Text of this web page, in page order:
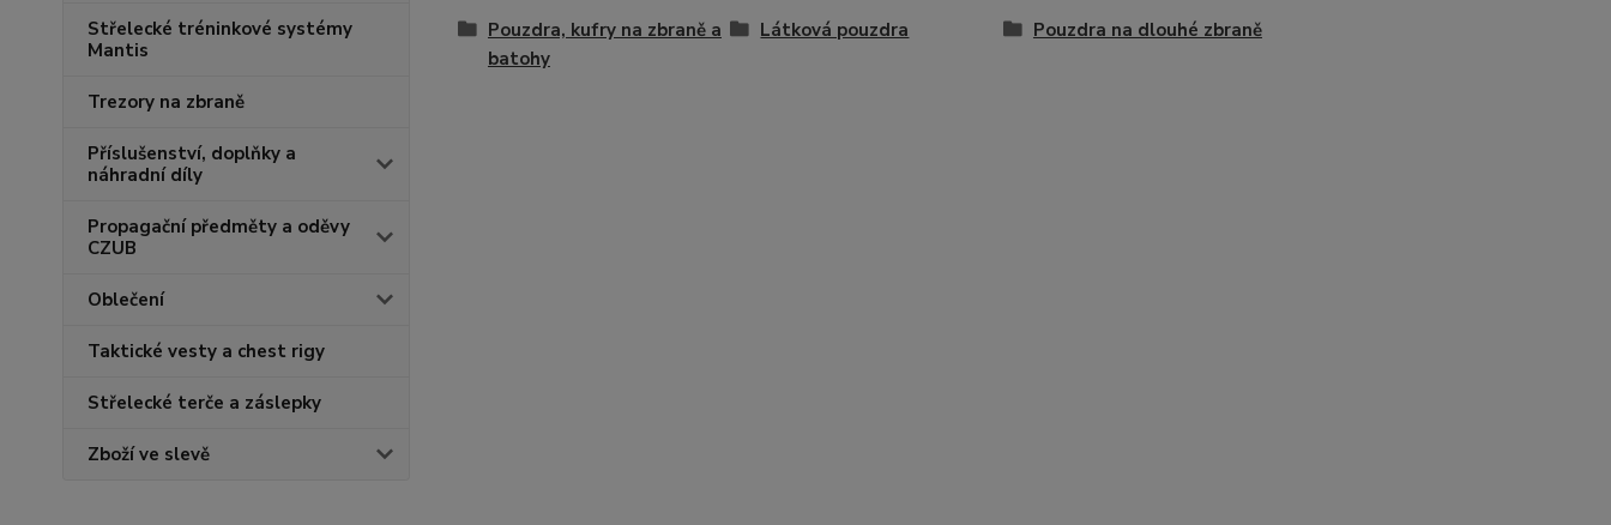
Střelecké tréninkové systémy
Mantis
Trezory na zbraně
Příslušenství, doplňky a
náhradní díly
Propagační předměty a oděvy
CZUB
Oblečení
Taktické vesty a chest rigy
Střelecké terče a záslepky
Zboží ve slevě
Pouzdra, kufry na zbraně a
batohy
Látková pouzdra Pouzdra na dlouhé zbraně